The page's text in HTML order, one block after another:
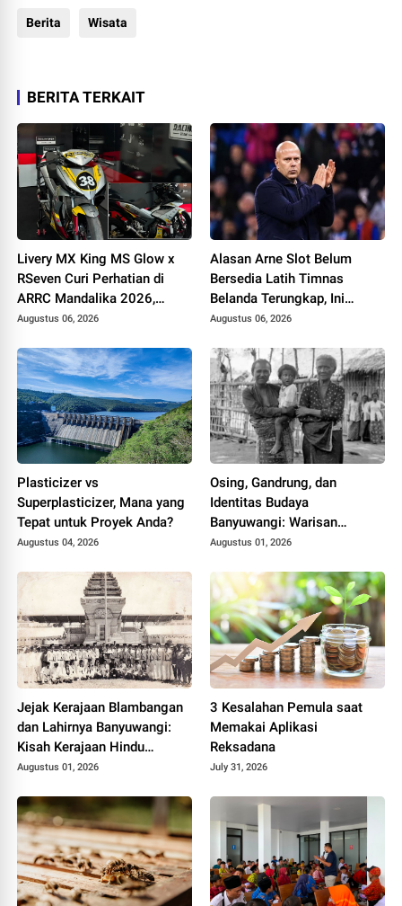
Berita Wisata
BERITA TERKAIT
Livery MX King MS Glow x
RSeven Curi Perhatian di
ARRC Mandalika 2026,
Wawan Wello Siap Bertarung
Augustus 06, 2026
Alasan Arne Slot Belum
Bersedia Latih Timnas
Belanda Terungkap, Ini
Pertimbangannya
Augustus 06, 2026
Plasticizer vs
Superplasticizer, Mana yang
Tepat untuk Proyek Anda?
Augustus 04, 2026
Osing, Gandrung, dan
Identitas Budaya
Banyuwangi: Warisan
Blambangan yang Tetap
Augustus 01, 2026
Jejak Kerajaan Blambangan
dan Lahirnya Banyuwangi:
Kisah Kerajaan Hindu
Terakhir di Tanah Jawa
Augustus 01, 2026
3 Kesalahan Pemula saat
Memakai Aplikasi
Reksadana
July 31, 2026